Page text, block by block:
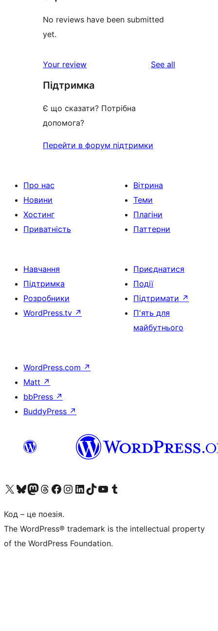
No reviews have been submitted
yet.
Your review See all
Підтримка
Є що сказати? Потрібна
допомога?
Перейти в форум підтримки
Про нас
Новини
Хостинг
Приватність
Вітрина
Теми
Плагіни
Паттерни
Навчання
Підтримка
Розробники
WordPress.tv ↗
Приєднатися
Події
Підтримати ↗
П'ять для
майбутнього
WordPress.com ↗
Matt ↗
bbPress ↗
BuddyPress ↗
Visit our X (formerly Twitter) account
Visit our Bluesky account
Завітайте до нашої стрічки в Mastodon
Visit our Threads account
Завітайте на нашу сторінку в Facebook
Visit our Instagram account
Visit our LinkedIn account
Visit our TikTok account
Visit our YouTube channel
Visit our Tumblr account
Код – це поезія.
The WordPress® trademark is the intellectual property
of the WordPress Foundation.